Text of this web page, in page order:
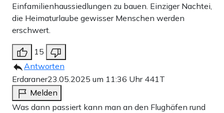
Einfamilienhaussiedlungen zu bauen. Einziger Nachtei,
die Heimaturlaube gewisser Menschen werden
erschwert.
15
Antworten
Erdaraner23.05.2025 um 11:36 Uhr 441T
Melden
Was dann passiert kann man an den Flughäfen rund